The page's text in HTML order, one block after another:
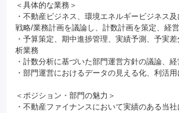
＜具体的な業務＞
・不動産ビジネス、環境エネルギービジネス
戦略/業務計画を議論し、計数計画を策定、経
・予算策定、期中進捗管理、実績予測、予実
析業務
・計数分析に基づいた部門運営方針の議論、
・部門運営におけるデータの見える化、利活
＜ポジション・部門の魅力＞
・不動産ファイナンスにおいて実績のある当